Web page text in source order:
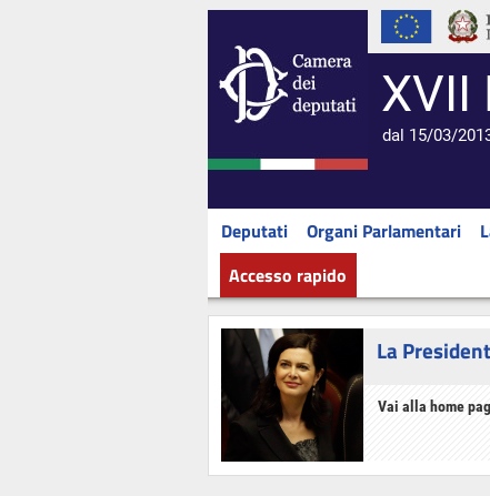
XVII
dal 15/03/
Deputati Organi Parlamentari
Accesso rapido
La
Vai alla home